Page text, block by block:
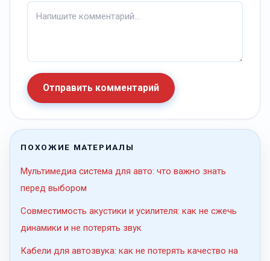
Отправить комментарий
ПОХОЖИЕ МАТЕРИАЛЫ
Мультимедиа система для авто: что важно знать
перед выбором
Совместимость акустики и усилителя: как не сжечь
динамики и не потерять звук
Кабели для автозвука: как не потерять качество на